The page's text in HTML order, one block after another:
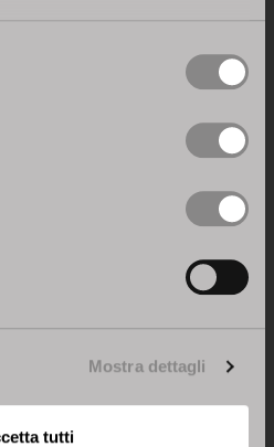
Mostra dettagli
tutti